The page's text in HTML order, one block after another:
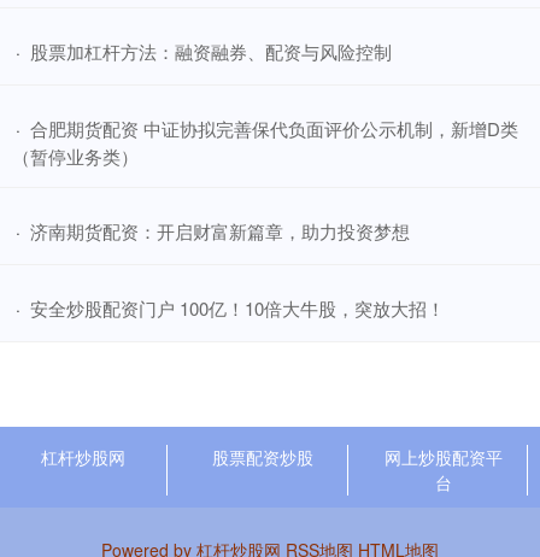
· ​股票加杠杆方法：融资融券、配资与风险控制
· ​合肥期货配资 中证协拟完善保代负面评价公示机制，新增D类
（暂停业务类）
· ​济南期货配资：开启财富新篇章，助力投资梦想
· ​安全炒股配资门户 100亿！10倍大牛股，突放大招！
杠杆炒股网 股票配资炒股
网上炒股配资平
台
Powered by 杠杆炒股网 RSS地图 HTML地图